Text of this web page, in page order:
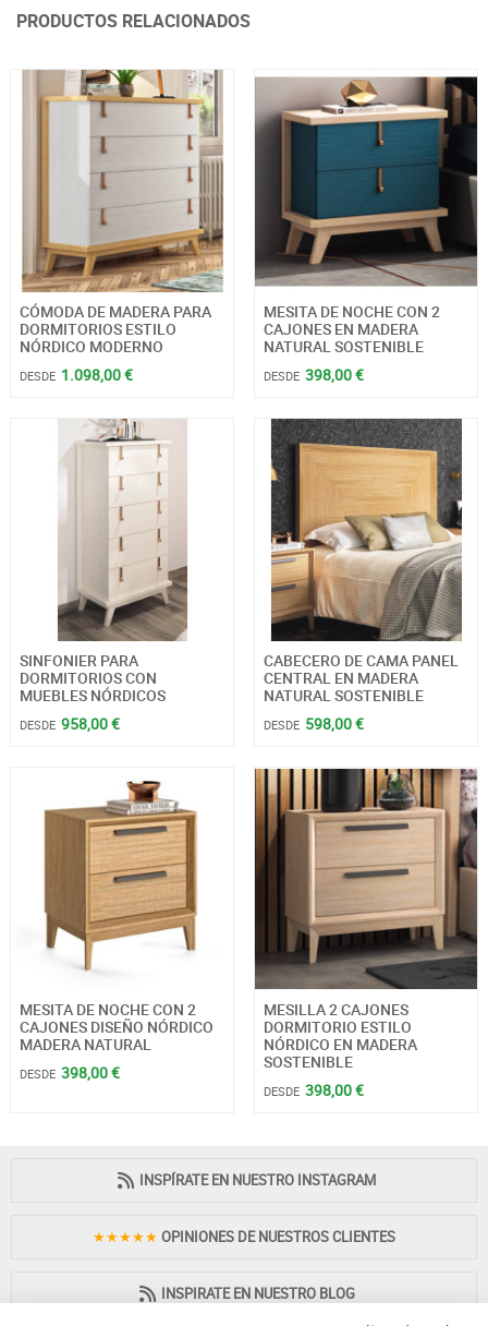
PRODUCTOS RELACIONADOS
CÓMODA DE MADERA PARA
DORMITORIOS ESTILO
NÓRDICO MODERNO
DESDE 1.098,00 €
MESITA DE NOCHE CON 2
CAJONES EN MADERA
NATURAL SOSTENIBLE
DESDE 398,00 €
SINFONIER PARA
DORMITORIOS CON
MUEBLES NÓRDICOS
DESDE 958,00 €
CABECERO DE CAMA PANEL
CENTRAL EN MADERA
NATURAL SOSTENIBLE
DESDE 598,00 €
MESITA DE NOCHE CON 2
CAJONES DISEÑO NÓRDICO
MADERA NATURAL
DESDE 398,00 €
MESILLA 2 CAJONES
DORMITORIO ESTILO
NÓRDICO EN MADERA
SOSTENIBLE
DESDE 398,00 €
INSPÍRATE EN NUESTRO INSTAGRAM
★★★★★ OPINIONES DE NUESTROS CLIENTES
INSPIRATE EN NUESTRO BLOG